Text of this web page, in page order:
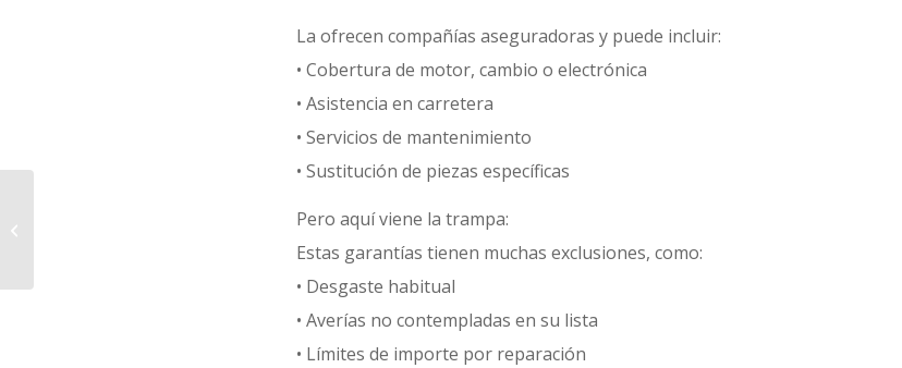
La ofrecen compañías aseguradoras y puede incluir:
• Cobertura de motor, cambio o electrónica
• Asistencia en carretera
• Servicios de mantenimiento
• Sustitución de piezas específicas
Pero aquí viene la trampa:
Estas garantías tienen muchas exclusiones, como:
• Desgaste habitual
• Averías no contempladas en su lista
• Límites de importe por reparación